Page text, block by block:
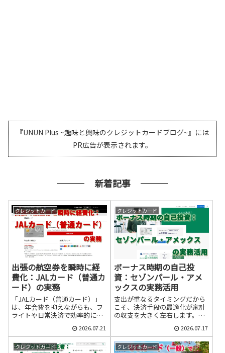
『UNUN Plus ~趣味と興味のクレジットカードブログ~』には
PR広告が表示されます。
新着記事
クレジットカード
出張の航空券を瞬時に経
費化：JALカード（普通カ
ード）の実務
「JALカード（普通カード）」
は、年会費を抑えながらも、フ
ライトや日常決済で効率的にマ
2026.07.21
クレジットカード
ボーナス時期の自己投
資：セゾンパール・アメ
ックスの実務活用
支出が重なるタイミングだから
こそ、決済手段の最適化が家計
の収支を大きく左右します。こ
ール・アメリカン・エキスプレ
ス・カード（以下、セゾンパー
ル）」です。
2026.07.17
クレジットカード クレジットカード